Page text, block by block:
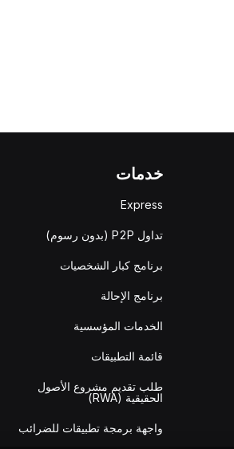
خدمات
Express
تداول P2P (بدون رسوم)
برنامج كبار الشخصيات
برنامج الإحالة
الخدمات المؤسسية
قائمة التطبيقات
طلب تقديم مشروع الأصول
الحقيقية (RWA)
واجهة برمجة تطبيقات للضرائب